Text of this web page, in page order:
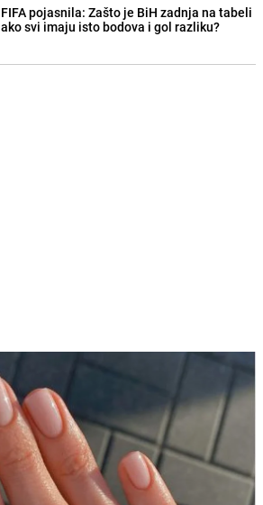
FIFA pojasnila: Zašto je BiH zadnja na tabeli
ako svi imaju isto bodova i gol razliku?